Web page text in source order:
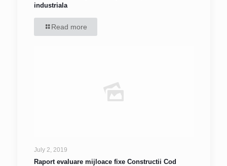
industriala
Read more
July 2, 2019
Raport evaluare mijloace fixe Constructii Cod